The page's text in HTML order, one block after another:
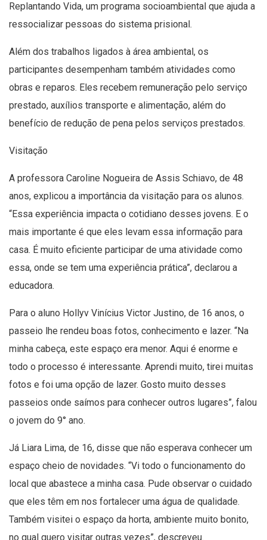
Replantando Vida, um programa socioambiental que ajuda a
ressocializar pessoas do sistema prisional.
Além dos trabalhos ligados à área ambiental, os
participantes desempenham também atividades como
obras e reparos. Eles recebem remuneração pelo serviço
prestado, auxílios transporte e alimentação, além do
benefício de redução de pena pelos serviços prestados.
Visitação
A professora Caroline Nogueira de Assis Schiavo, de 48
anos, explicou a importância da visitação para os alunos.
“Essa experiência impacta o cotidiano desses jovens. E o
mais importante é que eles levam essa informação para
casa. É muito eficiente participar de uma atividade como
essa, onde se tem uma experiência prática”, declarou a
educadora.
Para o aluno Hollyv Vinícius Victor Justino, de 16 anos, o
passeio lhe rendeu boas fotos, conhecimento e lazer. “Na
minha cabeça, este espaço era menor. Aqui é enorme e
todo o processo é interessante. Aprendi muito, tirei muitas
fotos e foi uma opção de lazer. Gosto muito desses
passeios onde saímos para conhecer outros lugares”, falou
o jovem do 9° ano.
Já Liara Lima, de 16, disse que não esperava conhecer um
espaço cheio de novidades. “Vi todo o funcionamento do
local que abastece a minha casa. Pude observar o cuidado
que eles têm em nos fortalecer uma água de qualidade.
Também visitei o espaço da horta, ambiente muito bonito,
no qual quero visitar outras vezes”, descreveu​.​